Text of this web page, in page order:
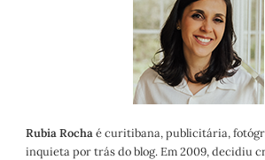
Rubia Rochaé curitibana, publicitária,
inquieta por trás do blog. Em 2009, decidiu